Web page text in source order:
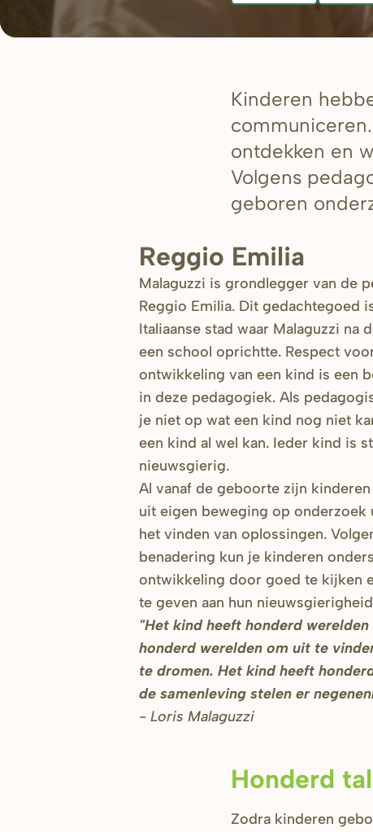
Kinderen
ontdekken en
Volgens
geboren
Reggio Emilia
Malaguzzi is grondlegger van de
Reggio Emilia. Dit gedachtegoed
Italiaanse stad waar Malaguzzi na
een school oprichtte. Respect
ontwikkeling van een kind is een
in deze pedagogiek. Als
je niet op wat een kind nog niet
een kind al wel kan. Ieder kind is
nieuwsgierig.
Al vanaf de geboorte zijn
uit eigen beweging op onderzoek
het vinden van oplossingen.
benadering kun je kinderen
ontwikkeling door goed te kijken
te geven aan hun
"Het kind heeft honderd
honderd werelden om uit te
te dromen. Het kind heeft
de samenleving stelen er
- Loris Malaguzzi
Honderd
Zodra kinderen